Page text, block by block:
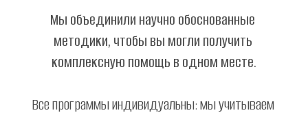
Мы объединили научно обоснованные
методики, чтобы вы могли получить
комплексную помощь в одном месте.
Все программы индивидуальны: мы учитываем